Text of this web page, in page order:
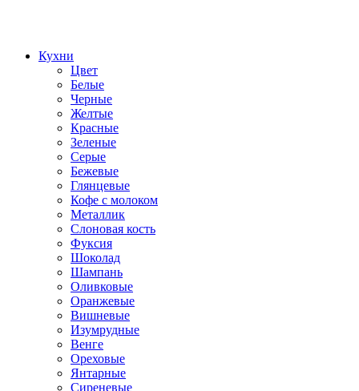
Кухни
Цвет
Белые
Черные
Желтые
Красные
Зеленые
Серые
Бежевые
Глянцевые
Кофе с молоком
Металлик
Слоновая кость
Фуксия
Шоколад
Шампань
Оливковые
Оранжевые
Вишневые
Изумрудные
Венге
Ореховые
Янтарные
Сиреневые